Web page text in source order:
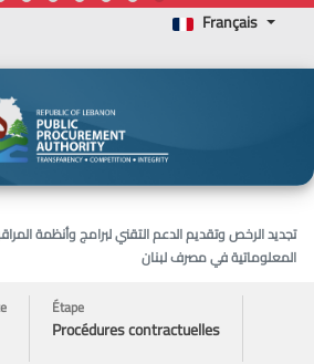
Français
تجديد الرخص وتقديم الدعم التقني لبرامج وأنظمة
المعلوماتية في مصرف لبنان
Étape
Procédures contractuelles